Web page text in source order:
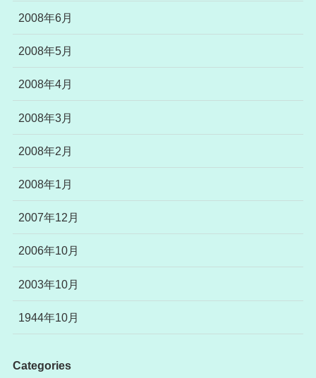
2008年6月
2008年5月
2008年4月
2008年3月
2008年2月
2008年1月
2007年12月
2006年10月
2003年10月
1944年10月
Categories